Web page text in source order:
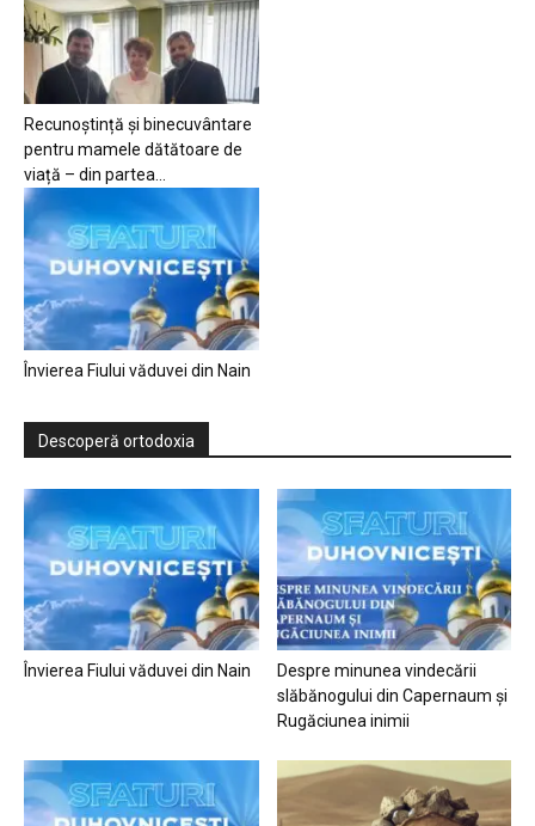
Recunoștință și binecuvântare
pentru mamele dătătoare de
viață – din partea...
Învierea Fiului văduvei din Nain
Descoperă ortodoxia
Învierea Fiului văduvei din Nain
Despre minunea vindecării
slăbănogului din Capernaum și
Rugăciunea inimii